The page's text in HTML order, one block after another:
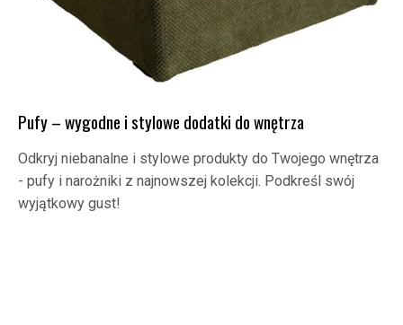
Pufy – wygodne i stylowe dodatki do wnętrza
Odkryj niebanalne i stylowe produkty do Twojego wnętrza
- pufy i narożniki z najnowszej kolekcji. Podkreśl swój
wyjątkowy gust!